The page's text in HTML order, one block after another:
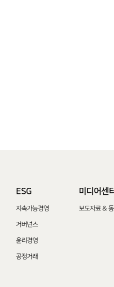
ESG
지속가능경영
거버넌스
윤리경영
공정거래
미디어센
보도자료 &